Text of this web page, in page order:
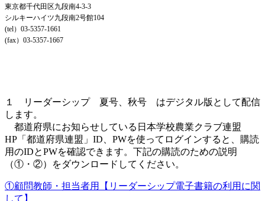
東京都千代田区九段南4-3-3
シルキーハイツ九段南2号館104
(tel）03-5357-1661
(fax）03-5357-1667
１ リーダーシップ 夏号、秋号 はデジタル版として配信
します。
都道府県にお知らせしている 日本学校農業クラブ連盟
HP「都道府県連盟」 ID、PWを使ってログインすると、購読
用のIDとPWを確認できます。下記の購読のための説明
（①・②）をダウンロードしてください。
①顧問教師・担当者用【リーダーシップ電⼦書籍の利⽤に関
して】